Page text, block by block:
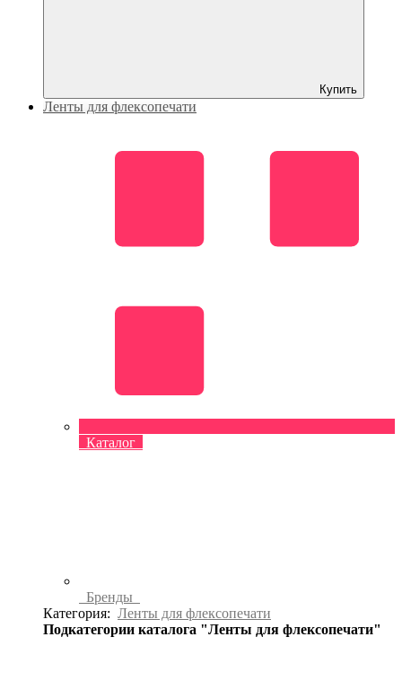
Купить
Ленты для флексопечати
Каталог
Бренды
Категория: Ленты для флексопечати
Подкатегории каталога "Ленты для флексопечати"